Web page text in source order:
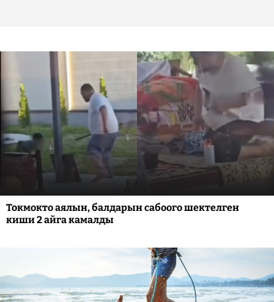
Токмокто аялын, балдарын сабоого шектелген
киши 2 айга камалды